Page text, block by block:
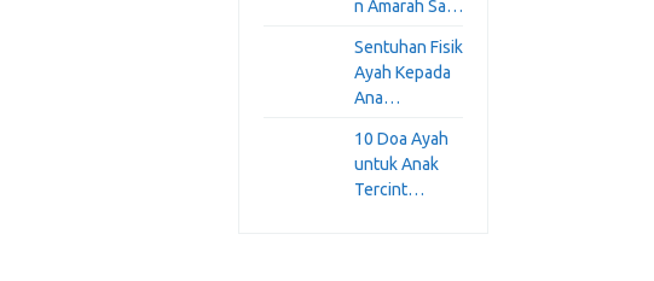
n Amarah Sa…
Sentuhan Fisik
Ayah Kepada
Ana…
10 Doa Ayah
untuk Anak
Tercint…